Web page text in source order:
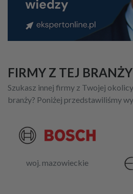
FIRMY Z TEJ BRANŻY
Szukasz innej firmy z Twojej
branży? Poniżej przedstawiliśmy
woj. mazowieckie